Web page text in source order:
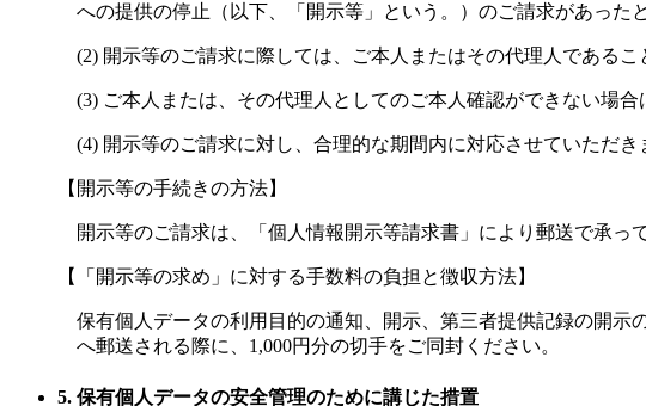
への提供の停止（以下、「開示等」という。）のご請求があった
(2) 開示等のご請求に際しては、ご本人またはその代理人であるこ
(3) ご本人または、その代理人としてのご本人確認ができない場
(4) 開示等のご請求に対し、合理的な期間内に対応させていただき
【開示等の手続きの方法】
開示等のご請求は、「個人情報開示等請求書」により郵送で承っ
【「開示等の求め」に対する手数料の負担と徴収方法】
保有個人データの利用目的の通知、開示、第三者提供記録の開示
へ郵送される際に、1,000円分の切手をご同封ください。
5. 保有個人データの安全管理のために講じた措置